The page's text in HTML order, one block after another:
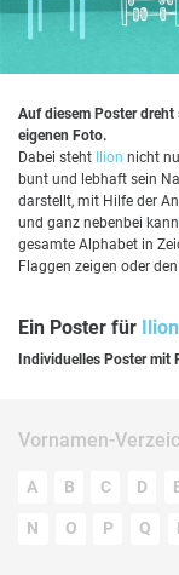
Auf diesem Poster dreht
eigenen Foto.
Dabei steht
Ilion nicht
bunt und lebhaft sein
darstellt, mit Hilfe der
und ganz nebenbei kann
gesamte Alphabet in
Flaggen zeigen oder
Ein Poster für Ilion
Individuelles Poster mit
Vornamen-
A B C D
N O P Q